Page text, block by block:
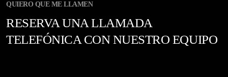
QUIERO QUE ME LLAMEN
RESERVA UNA LLAMADA
TELEFÓNICA CON NUESTRO EQUIPO